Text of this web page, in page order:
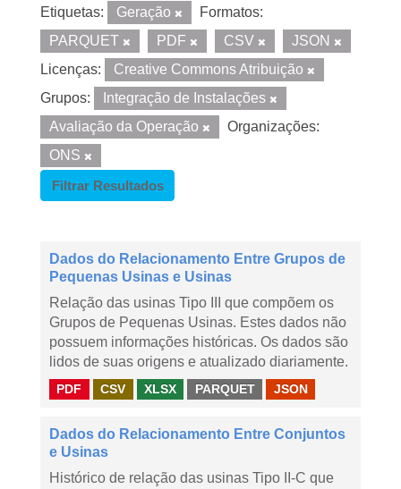
Etiquetas: Geração
Formatos:
PARQUET
PDF CSV
JSON
Licenças:
Creative Commons Atribuição
Grupos:
Integração de Instalações
Avaliação da Operação
Organizações:
ONS
Filtrar Resultados
Dados do Relacionamento Entre Grupos de
Pequenas Usinas e Usinas
Relação das usinas Tipo III que compõem os
Grupos de Pequenas Usinas. Estes dados não
possuem informações históricas. Os dados são
lidos de suas origens e atualizado diariamente.
PDF CSV XLSX PARQUET JSON
Dados do Relacionamento Entre Conjuntos
e Usinas
Histórico de relação das usinas Tipo II-C que